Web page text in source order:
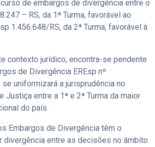
de embargos de divergência entre o
– RS, da 1ª Turma, favorável ao
1.456.648/RS, da 2ª Turma, favorável à
contexto jurídico, encontra-se pendente
de Divergência EREsp nº
uniformizará a jurisprudência no
Justiça entre a 1ª e 2ª Turma da maior
do país.
Embargos de Divergência têm o
divergência entre as decisões no âmbito